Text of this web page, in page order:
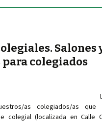
Salones
para colegiados
as colegiados/as
colegial (localizada en Calle